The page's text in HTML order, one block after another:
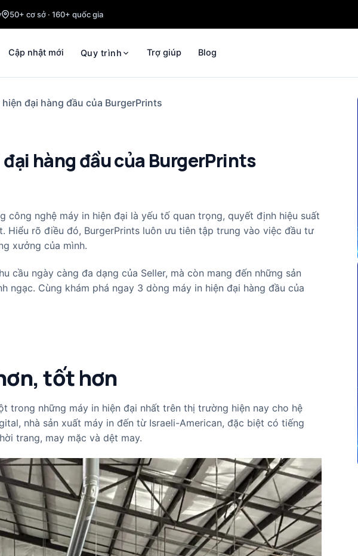
50+ cơ sở · 160+ quốc gia
Cập nhật mới Quy trình Trợ giúp Blog
đại hàng đầu của BurgerPrints
hàng đầu của BurgerPrints
công nghệ máy in hiện đại là yếu tố quan trọng, quyết định hiệu suất
Hiểu rõ điều đó, BurgerPrints luôn ưu tiên tập trung vào việc đầu tư
xưởng của mình.
cầu ngày càng đa dạng của Seller, mà còn mang đến những sản
Cùng khám phá ngay 3 dòng máy in hiện đại hàng đầu của
tốt hơn
trong những máy in hiện đại nhất trên thị trường hiện nay cho hệ
nhà sản xuất máy in đến từ Israeli-American, đặc biệt có tiếng
trang, may mặc và dệt may.